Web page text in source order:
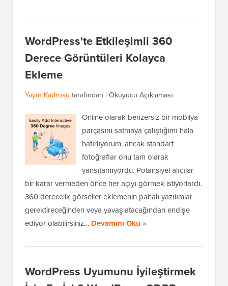
WordPress'te Etkileşimli 360
Derece Görüntüleri Kolayca
Ekleme
Yayın Kadrosu tarafından | Okuyucu Açıklaması
Online olarak benzersiz bir mobilya
parçasını satmaya çalıştığımı hala
hatırlıyorum, ancak standart
fotoğraflar onu tam olarak
yansıtamıyordu. Potansiyel alıcılar
bir karar vermeden önce her açıyı görmek istiyorlardı.
360 derecelik görseller eklemenin pahalı yazılımlar
gerektireceğinden veya yavaşlatacağından endişe
ediyor olabilirsiniz… Devamını Oku »
WordPress Uyumunu İyileştirmek